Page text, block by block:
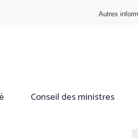
Autres
Conseil des ministres